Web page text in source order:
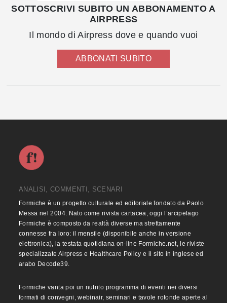
SOTTOSCRIVI SUBITO UN ABBONAMENTO A
AIRPRESS
Il mondo di Airpress dove e quando vuoi
ABBONATI SUBITO
ANALISI, COMMENTI, SCENARI
Formiche è un progetto culturale ed editoriale fondato da Paolo
Messa nel 2004. Nato come rivista cartacea, oggi l’arcipelago
Formiche è composto da realtà diverse ma strettamente
connesse fra loro: il mensile (disponibile anche in versione
elettronica), la testata quotidiana on-line Formiche.net, le riviste
specializzate Airpress e Healthcare Policy e il sito in inglese ed
arabo Decode39.
Formiche vanta poi un nutrito programma di eventi nei diversi
formati di convegni, webinair, seminari e tavole rotonde aperte al